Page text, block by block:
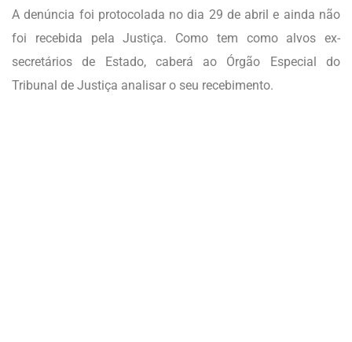
A denúncia foi protocolada no dia 29 de abril e ainda não
foi recebida pela Justiça. Como tem como alvos ex-
secretários de Estado, caberá ao Órgão Especial do
Tribunal de Justiça analisar o seu recebimento.